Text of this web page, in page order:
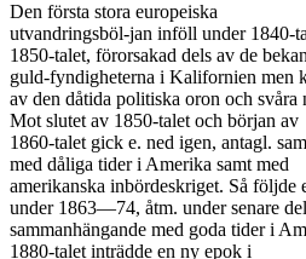
Den första stora europeiska
utvandringsböl-jan inföll under 1840-
1850-talet, förorsakad dels av de
guld-fyndigheterna i Kalifornien men
av den dåtida politiska oron och svåra
Mot slutet av 1850-talet och början av
1860-talet gick e. ned igen, antagl.
med dåliga tider i Amerika samt med
amerikanska inbördeskriget. Så följde
under 1863—74, åtm. under senare
sammanhängande med goda tider i
1880-talet inträdde en ny epok i